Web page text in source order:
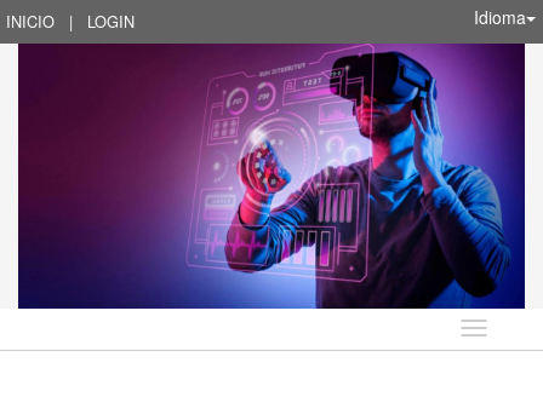
INICIO | LOGIN Idioma
Idioma